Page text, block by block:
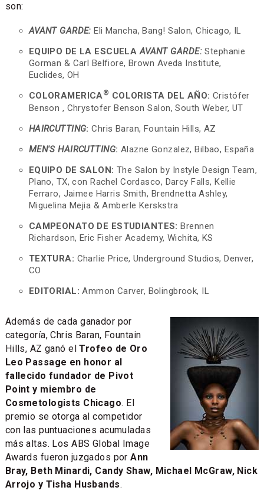
son:
AVANT GARDE: Eli Mancha, Bang! Salon, Chicago, IL
EQUIPO DE LA ESCUELAAVANT GARDE:Stephanie
Gorman & Carl Belfiore, Brown Aveda Institute,
Euclides, OH
COLORAMERICA® COLORISTA DEL AÑO: Cristófer
Benson , Chrystofer Benson Salon, South Weber, UT
HAIRCUTTING: Chris Baran, Fountain Hills, AZ
MEN'S HAIRCUTTING: Alazne Gonzalez, Bilbao, España
EQUIPO DE SALON: The Salon by Instyle Design Team,
Plano, TX, con Rachel Cordasco, Darcy Falls, Kellie
Ferraro, Jaimee Harris Smith, Brendnetta Ashley,
Miguelina Mejia & Amberle Kerskstra
CAMPEONATO DE ESTUDIANTES: Brennen
Richardson, Eric Fisher Academy, Wichita, KS
TEXTURA: Charlie Price, Underground Studios, Denver,
CO
EDITORIAL: Ammon Carver, Bolingbrook, IL
Además de cada ganador por
categoría, Chris Baran, Fountain
Hills, AZ ganó elTrofeo de Oro
Leo Passage en honor al
fallecido fundador de Pivot
Point y miembro de
Cosmetologists Chicago. El
premio se otorga al competidor
con las puntuaciones acumuladas
más altas. Los ABS Global Image
Awards fueron juzgados porAnn
Bray, Beth Minardi, Candy Shaw, Michael McGraw, Nick
Arrojo y Tisha Husbands.